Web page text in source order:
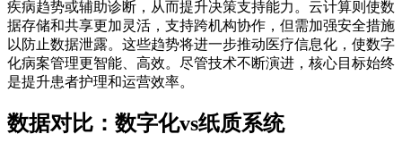
疾病趋势或辅助诊断，从而提升决策支持能力。云计算则使数
据存储和共享更加灵活，支持跨机构协作，但需加强安全措施
以防止数据泄露。这些趋势将进一步推动医疗信息化，使数字
化病案管理更智能、高效。尽管技术不断演进，核心目标始终
是提升患者护理和运营效率。
数据对比：数字化vs纸质系统